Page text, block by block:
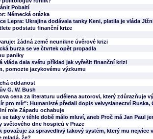
Pobaltí
Německá otázka
Lepra: Ukrajina dodávala tanky Keni, platila je vláda
podstatu finanční krize
žádná země neunikne úvěrové krizi
burza se ve čtvrtek opět propadla
paniky
vláda dala světu příklad jak vyřešit finanční krizi
pomozte jazykovému výzkumu
oddanost
G. W. Bush
cena za literaturu udělena autorovi, který zdůrazňuje
pro mír": Humanisté předali dopis velvyslanectví Ruska,
role Západu ochabuje
se taky v téhle době málo mluví, aneb Proč má Jan Paul
světového dne hospiců v Praze
považuje za spravedlivý takový systém, který mu nejvíce
mladá, že?